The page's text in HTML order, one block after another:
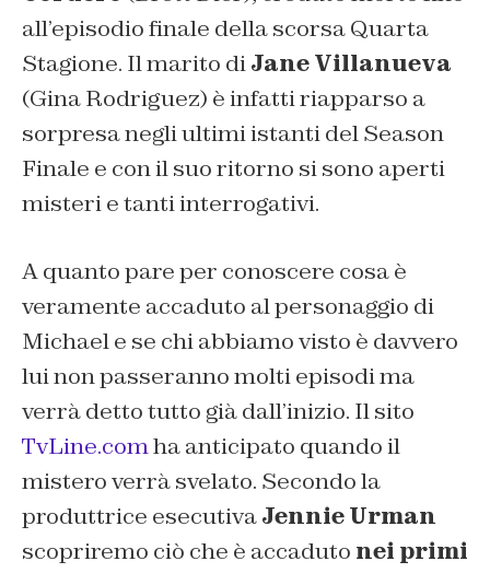
all’episodio finale della scorsa Quarta
Stagione. Il marito diJane Villanueva
(Gina Rodriguez) è infatti riapparso a
sorpresa negli ultimi istanti del Season
Finale e con il suo ritorno si sono aperti
misteri e tanti interrogativi.
A quanto pare per conoscere cosa è
veramente accaduto al personaggio di
Michael e se chi abbiamo visto è davvero
lui non passeranno molti episodi ma
verrà detto tutto già dall’inizio. Il sito
TvLine.comha anticipato quando il
mistero verrà svelato. Secondo la
produttrice esecutivaJennie Urman
scopriremo ciò che è accaduto nei primi